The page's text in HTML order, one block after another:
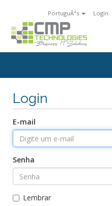
PortuguÃªs Login
Login
E-mail
Senha
Lembrar